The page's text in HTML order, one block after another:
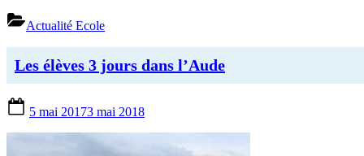
pour
la
fête
de
l’école”
Actualité Ecole
Les élèves 3 jours dans l’Aude
on
5 mai 20173 mai 2018